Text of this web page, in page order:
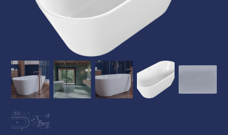
Prestige-ről
Kapcsolat